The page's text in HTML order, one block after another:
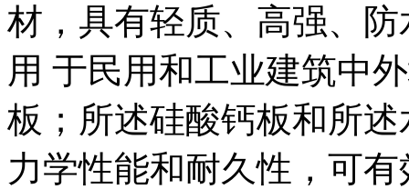
材，具有轻质、高强、
用 于民用和工业建筑中
板；所述硅酸钙板和所
力学性能和耐久性，可